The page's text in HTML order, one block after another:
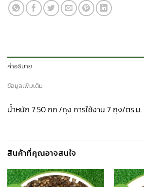
คำอธิบาย
ข้อมูลเพิ่มเติม
น้ำหนัก 7.50 กก./ถุง การใช้งาน 7 ถุง/ตร.ม.
สินค้าที่คุณอาจสนใจ